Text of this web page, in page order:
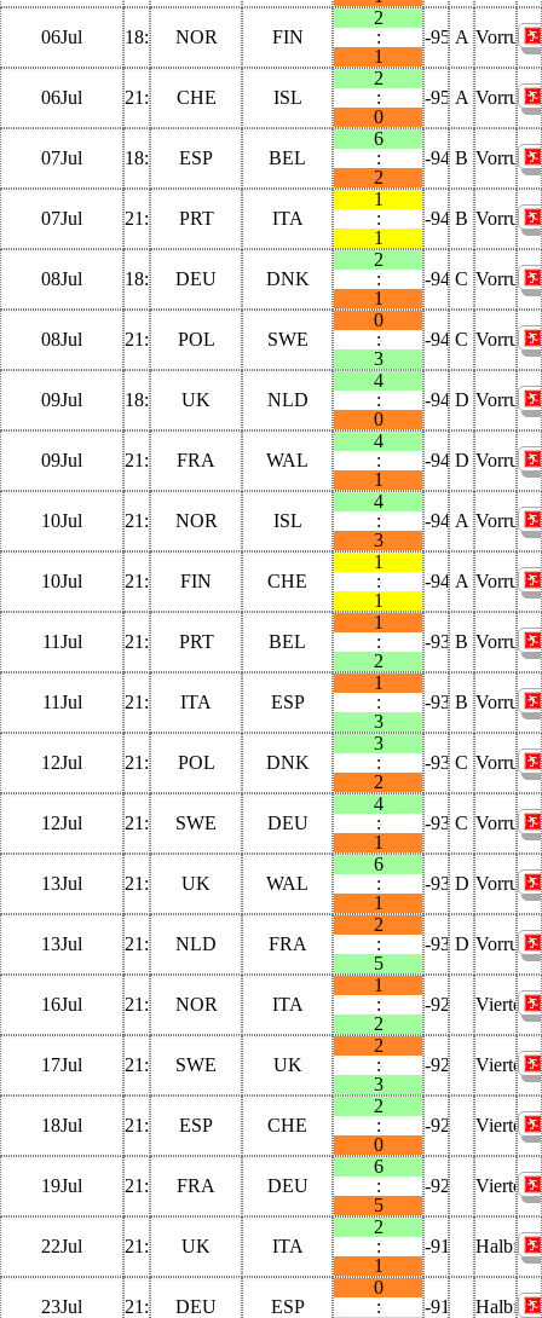
06Jul 18:00:00NOR FIN
2
:
1
-9518
A
06Jul 21:00:00CHE ISL
2
:
0
-9515
A
07Jul 18:00:00ESP BEL
6
:
2
-9494
B
07Jul 21:00:00PRT ITA
1
:
1
-9491
B
08Jul 18:00:00DEU DNK
2
:
1
-9470
C
08Jul 21:00:00POL SWE
0
:
3
-9467
C
09Jul 18:00:00UK NLD
4
:
0
-9446
D
09Jul 21:00:00FRA WAL
4
:
1
-9443
D
10Jul 21:00:00NOR ISL
4
:
3
-9419
A
10Jul 21:00:00FIN CHE
1
:
1
-9419
A
11Jul 21:00:00PRT BEL
1
:
2
-9395
B
11Jul 21:00:00ITA ESP
1
:
3
-9395
B
12Jul 21:00:00POL DNK
3
:
2
-9371
C
12Jul 21:00:00SWE DEU
4
:
1
-9371
C
13Jul 21:00:00UK WAL
6
:
1
-9347
D
13Jul 21:00:00NLD FRA
2
:
5
-9347
D
16Jul 21:00:00NOR ITA
1
:
2
-9275
17Jul 21:00:00SWE UK
2
:
3
-9251
18Jul 21:00:00ESP CHE
2
:
0
-9227
19Jul 21:00:00FRA DEU
6
:
5
-9203
22Jul 21:00:00UK ITA
2
:
1
-9131
23Jul 21:00:00DEU ESP
0
:
-9107